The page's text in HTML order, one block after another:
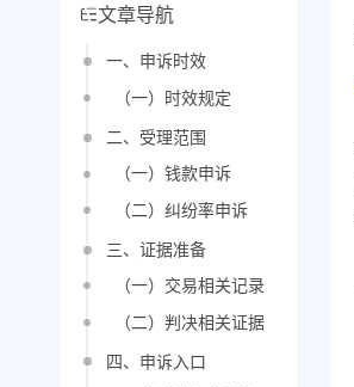
文章导航
一、申诉时效
（一）时效规定
二、受理范围
（一）钱款申诉
（二）纠纷率申诉
三、证据准备
（一）交易相关记录
（二）判决相关证据
四、申诉入口